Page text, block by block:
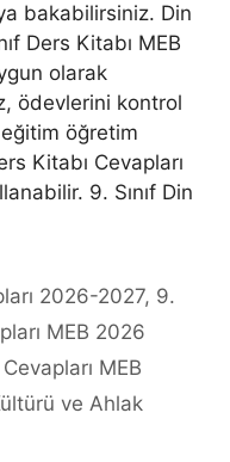
bakabilirsiniz. Din
Ders Kitabı MEB
olarak
ödevlerini kontrol
öğretim
Kitabı Cevapları
9. Sınıf Din
2026-2027, 9.
MEB 2026
MEB
ve Ahlak